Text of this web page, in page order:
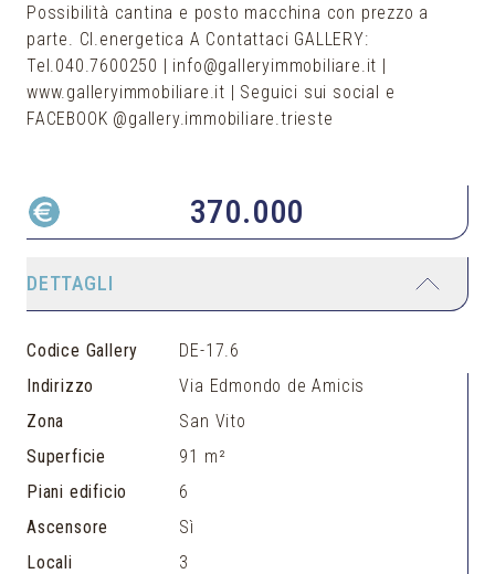
Possibilità cantina e posto macchina con prezzo a
parte. Cl.energetica A Contattaci GALLERY:
Tel.040.7600250 | info@galleryimmobiliare.it |
www.galleryimmobiliare.it | Seguici sui social e
FACEBOOK @gallery.immobiliare.trieste
370.000
DETTAGLI
Codice Gallery
DE-17.6
Indirizzo
Via Edmondo de Amicis
Zona
San Vito
Superficie
91 m²
Piani edificio
6
Ascensore
Sì
Locali
3